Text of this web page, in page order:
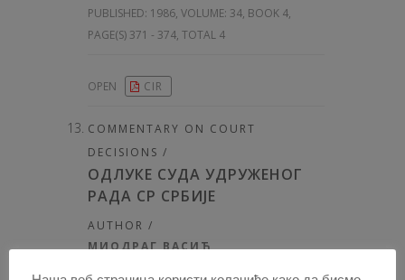
PUBLISHED: 1986, VOLUME: 34, BOOK 4,
PAGE(S) 371 - 374, TOTAL 4
OPEN CIR
COMMENTARY ON COURT
DECISIONS /
ОДЛУКЕ СУДА УДРУЖЕНОГ
РАДА СР СРБИЈЕ
AUTHOR /
МИОДРАГ ВАСИЋ